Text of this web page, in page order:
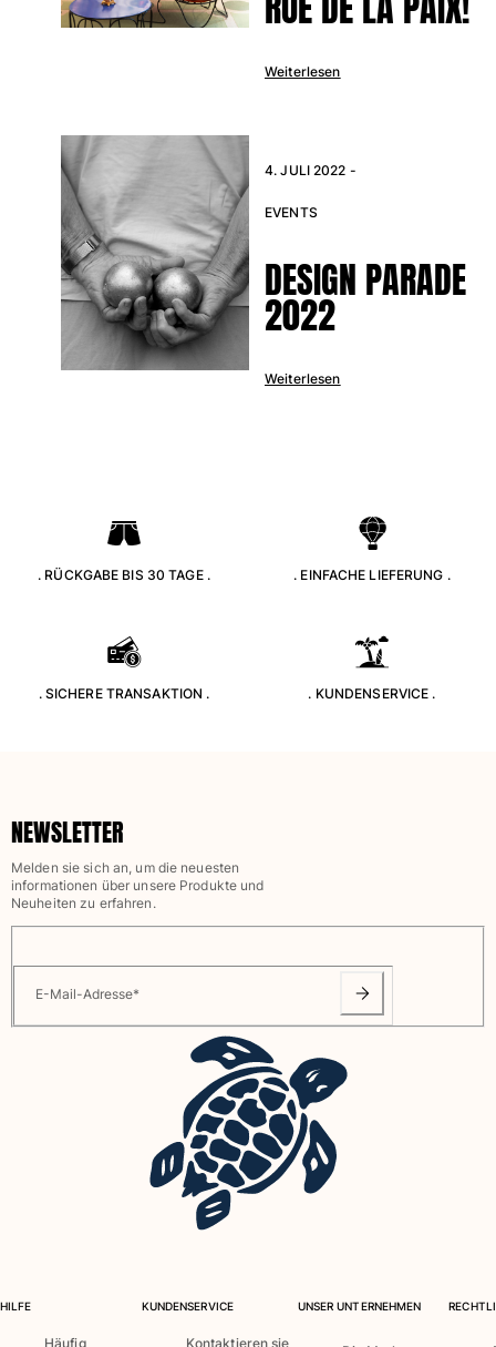
Weiterlesen
4. JULI 2022 -
EVENTS
DESIGN PARADE
2022
Weiterlesen
. RÜCKGABE BIS 30 TAGE . . EINFACHE LIEFERUNG .
. SICHERE TRANSAKTION . . KUNDENSERVICE .
NEWSLETTER
Melden sie sich an, um die neuesten
informationen über unsere Produkte und
Neuheiten zu erfahren.
E-Mail-Adresse*
HILFE
Häufig
KUNDENSERVICE
Kontaktieren sie
UNSER UNTERNEHMEN